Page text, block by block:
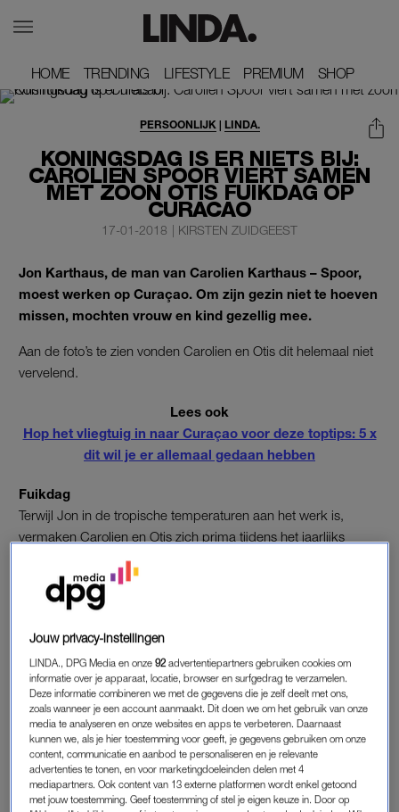
HOME
HOME TRENDING
TRENDING LIFESTYLE
LIFESTYLE PREMIUM
PREMIUM SHOP
SHOP
KONINGSDAG IS ER NIETS BIJ:
CAROLIEN SPOOR VIERT SAMEN
MET ZOON OTIS FUIKDAG OP
CURACAO
PERSOONLIJK| LINDA.
17-01-2018 | KIRSTEN ZUIDGEEST
Jon Karthaus, de man van Carolien Karthaus – Spoor,
moest werken op Curaçao. Om zijn gezin niet te hoeven
missen, mochten vrouw en kind gezellig mee.
Aan de foto’s te zien vonden Carolien en Otis dit helemaal niet
vervelend.
Lees ook
Hop het vliegtuig in naar Curaçao voor deze toptips: 5 x
dit wil je er allemaal gedaan hebben
Fuikdag
Terwijl Jon in de tropische temperaturen aan het werk is,
vermaken Carolien en Otis zich prima tijdens het jaarlijks
terugkerende feest op het water: Fuikdag.
https://www.instagram.com/p/BdqsdwdguUu/
Verder bestaat de vakantie uit relaxen en zonnen. Niks te
klagen dus met een man die tijdens de winter in Nederland
moet werken op Curaçao.
1. Wij zouden ook blij zijn als we op het strand mochten
genieten van 30 graden.
https://www.instagram.com/p/Bd2sa0kASHa/
Jouw privacy-instellingen
LINDA., DPG Media en onze92 advertentiepartners gebruiken cookies om
informatie over je apparaat, locatie, browser en surfgedrag te verzamelen.
Deze informatie combineren we met de gegevens die je zelf deelt met ons,
zoals wanneer je een account aanmaakt. Dit doen we om het gebruik van onze
media te analyseren en onze websites en apps te verbeteren. Daarnaast
kunnen we, als je hier toestemming voor geeft, je gegevens gebruiken om onze
content, communicatie en aanbod te personaliseren en je relevante
advertenties te tonen, en voor marketingdoeleinden delen met 4
mediapartners. Ook content van 13 externe platformen wordt enkel getoond
met jouw toestemming. Geef toestemming of stel je eigen keuze in. Door op